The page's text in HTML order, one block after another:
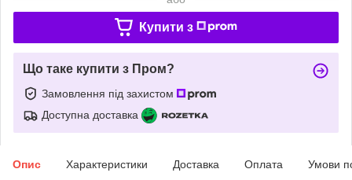
Купити з
Що таке купити з Пром?
Замовлення під захистом
Доступна доставка
Опис Характеристики Доставка Оплата Умови